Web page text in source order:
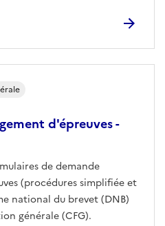
d'épreuves -
de demande
(procédures simplifiée et
national du brevet (DNB)
générale (CFG).